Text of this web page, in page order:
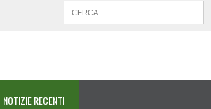
NOTIZIE RECENTI